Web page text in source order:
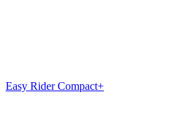
Easy Rider Compact+